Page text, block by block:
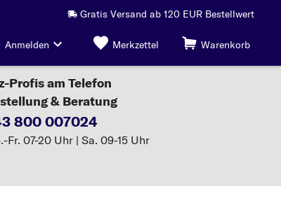
Gratis Versand ab 120 EUR Bestellwert
Anmelden Merkzettel Warenkorb
Profis am Telefon
& Beratung
800 007024
Fr. 07-20 Uhr | Sa. 09-15 Uhr